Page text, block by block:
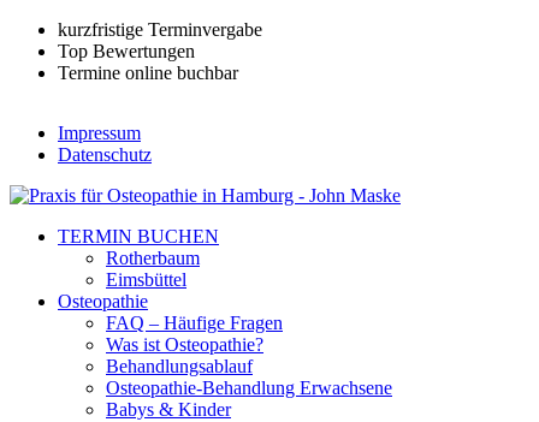
kurzfristige Terminvergabe
Top Bewertungen
Termine online buchbar
Impressum
Datenschutz
TERMIN BUCHEN
Rotherbaum
Eimsbüttel
Osteopathie
FAQ – Häufige Fragen
Was ist Osteopathie?
Behandlungsablauf
Osteopathie-Behandlung Erwachsene
Babys & Kinder